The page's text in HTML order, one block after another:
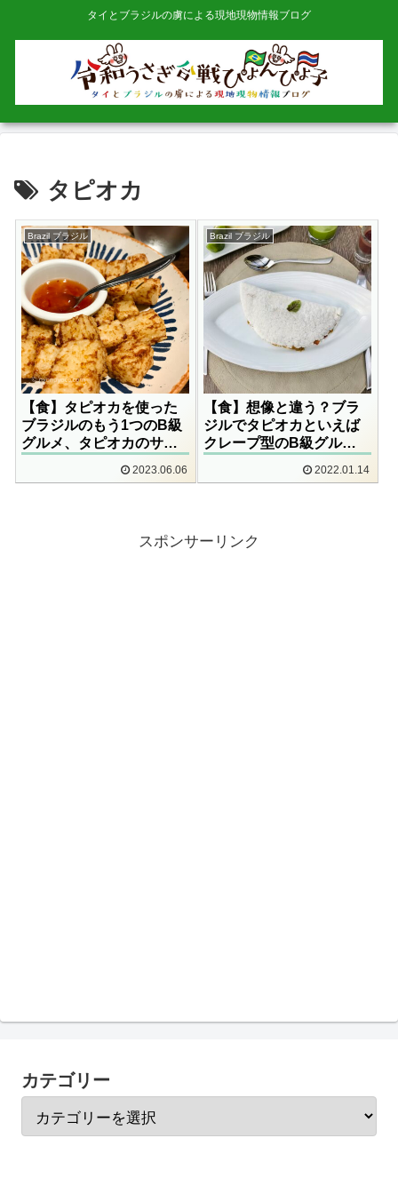
タイとブラジルの虜による現地現物情報ブログ
タピオカ
Brazil ブラジル
【食】タピオカを使った
ブラジルのもう1つのB級
グルメ、タピオカのサイ
2023.06.06
Brazil ブラジル
【食】想像と違う？ブラ
ジルでタピオカといえば
クレープ型のB級グル
2022.01.14
スポンサーリンク
カテゴリー